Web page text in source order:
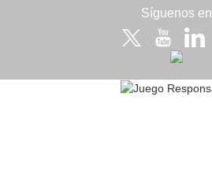
Síguenos en